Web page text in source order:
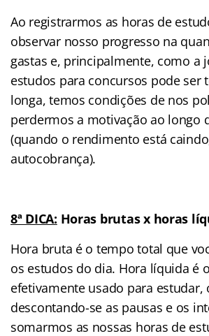
Ao registrarmos as horas de
observar nosso progresso na
gastas e, principalmente, como a
estudos para concursos pode ser
longa, temos condições de nos
perdermos a motivação ao longo
(quando o rendimento está
autocobrança).
8ª DICA: Horas brutas x horas
Hora bruta é o tempo total que
os estudos do dia. Hora líquida é
efetivamente usado para estudar,
descontando-se as pausas e os
somarmos as nossas horas de